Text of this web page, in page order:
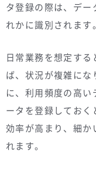
タ登録の際は、デ
れかに識別されます。
日常業務を想定す
ば、状況が複雑に
に、利用頻度の高
ータを登録してお
効率が高まり、細か
れます。